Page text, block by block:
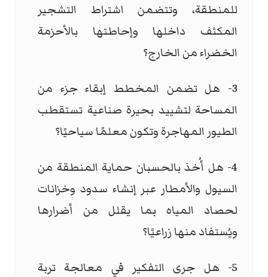
للمنطقة، وتتضمن اشتراط التشجير
المكثف داخلها وإحاطتها بالأحزمة
الخضراء من الخارج؟
3- هل تضمن المخطط إبقاء جزء من
المساحة لتشييد بحيرة صناعية تستقطب
الطيور المهاجرة وتكون معلمًا سياحيًا؟
4- هل أُخذ بالحسبان حماية المنطقة من
السيول والأمطار عبر إنشاء سدود وخزانات
لحصاد المياه بما يقلل من أضرارها
ويُستفاد منها زراعيًا؟
5- هل جرى التفكير في معالجة تربة